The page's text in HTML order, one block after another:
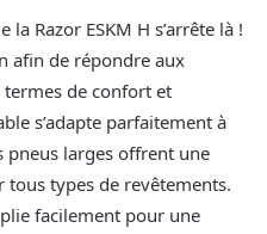
Razor ESKM H s’arrête là !
afin de répondre aux
de confort et
s’adapte parfaitement à
pneus larges offrent une
types de revêtements.
facilement pour une